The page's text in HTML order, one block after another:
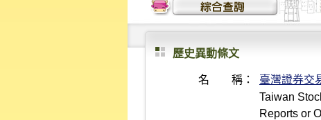
歷史異動條文
名 稱： 臺灣證券交
Taiwan
Reports or